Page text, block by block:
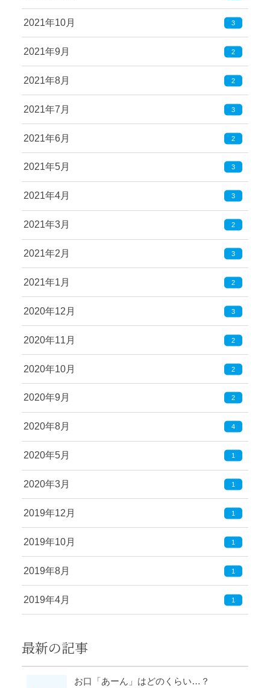
2021年10月 3
2021年9月 2
2021年8月 2
2021年7月 3
2021年6月 2
2021年5月 3
2021年4月 3
2021年3月 2
2021年2月 3
2021年1月 2
2020年12月 3
2020年11月 2
2020年10月 2
2020年9月 2
2020年8月 4
2020年5月 1
2020年3月 1
2019年12月 1
2019年10月 1
2019年8月 1
2019年4月 1
最新の記事
お口「あーん」はどのくらい…？